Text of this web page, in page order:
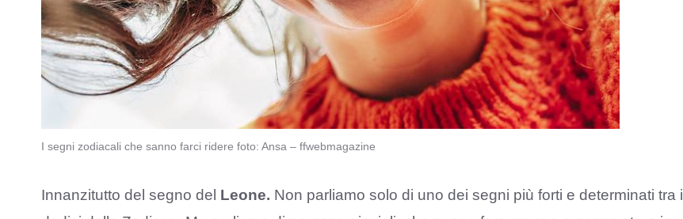
I segni zodiacali che sanno farci ridere foto: Ansa – ffwebmagazine
Innanzitutto del segno del Leone. Non parliamo solo di uno dei segni più forti e determinati tra i